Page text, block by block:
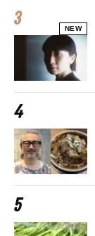
NEW